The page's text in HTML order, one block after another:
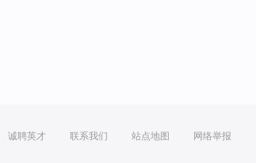
诚聘英才 联系我们 站点地图 网络举报